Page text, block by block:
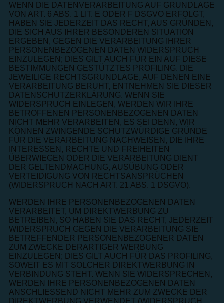
WENN DIE DATENVERARBEITUNG AUF GRUNDLAGE
VON ART. 6 ABS. 1 LIT. E ODER F DSGVO ERFOLGT,
HABEN SIE JEDERZEIT DAS RECHT, AUS GRÜNDEN,
DIE SICH AUS IHRER BESONDEREN SITUATION
ERGEBEN, GEGEN DIE VERARBEITUNG IHRER
PERSONENBEZOGENEN DATEN WIDERSPRUCH
EINZULEGEN; DIES GILT AUCH FÜR EIN AUF DIESE
BESTIMMUNGEN GESTÜTZTES PROFILING. DIE
JEWEILIGE RECHTSGRUNDLAGE, AUF DENEN EINE
VERARBEITUNG BERUHT, ENTNEHMEN SIE DIESER
DATENSCHUTZERKLÄRUNG. WENN SIE
WIDERSPRUCH EINLEGEN, WERDEN WIR IHRE
BETROFFENEN PERSONENBEZOGENEN DATEN
NICHT MEHR VERARBEITEN, ES SEI DENN, WIR
KÖNNEN ZWINGENDE SCHUTZWÜRDIGE GRÜNDE
FÜR DIE VERARBEITUNG NACHWEISEN, DIE IHRE
INTERESSEN, RECHTE UND FREIHEITEN
ÜBERWIEGEN ODER DIE VERARBEITUNG DIENT
DER GELTENDMACHUNG, AUSÜBUNG ODER
VERTEIDIGUNG VON RECHTSANSPRÜCHEN
(WIDERSPRUCH NACH ART. 21 ABS. 1 DSGVO).
WERDEN IHRE PERSONENBEZOGENEN DATEN
VERARBEITET, UM DIREKTWERBUNG ZU
BETREIBEN, SO HABEN SIE DAS RECHT, JEDERZEIT
WIDERSPRUCH GEGEN DIE VERARBEITUNG SIE
BETREFFENDER PERSONENBEZOGENER DATEN
ZUM ZWECKE DERARTIGER WERBUNG
EINZULEGEN; DIES GILT AUCH FÜR DAS PROFILING,
SOWEIT ES MIT SOLCHER DIREKTWERBUNG IN
VERBINDUNG STEHT. WENN SIE WIDERSPRECHEN,
WERDEN IHRE PERSONENBEZOGENEN DATEN
ANSCHLIESSEND NICHT MEHR ZUM ZWECKE DER
DIREKTWERBUNG VERWENDET (WIDERSPRUCH